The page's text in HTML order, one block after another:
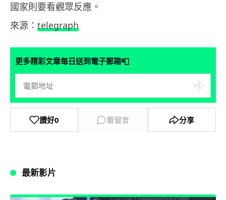
國家則要看觀眾反應。
來源： telegraph
更多精彩文章每日送到電子郵箱📮
讚好0 看留言 分享
最新影片